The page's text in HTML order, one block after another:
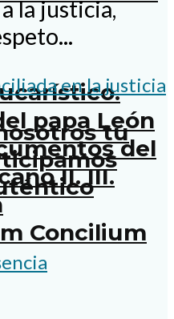
papa León
del
II. III.
Concilium
la justicia,
tu